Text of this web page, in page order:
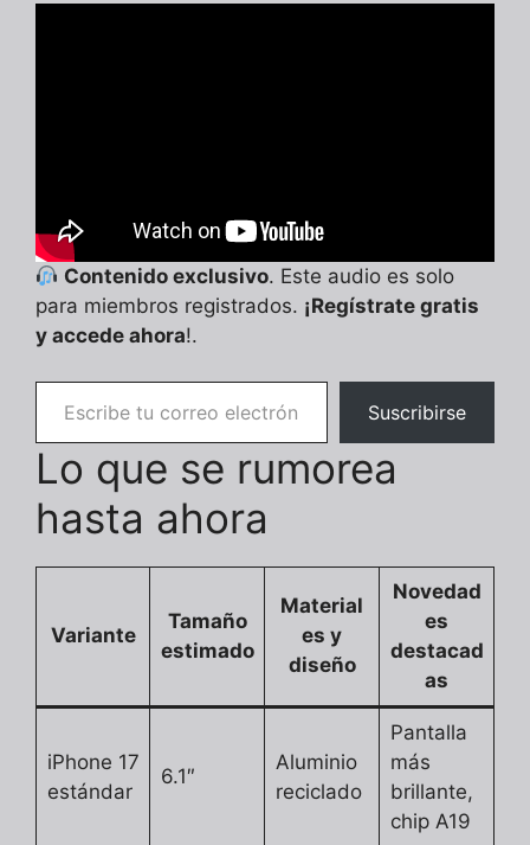
Contenido exclusivo. Este audio es solo
para miembros registrados. ¡Regístrate gratis
y accede ahora!.
Escribe tu correo electrónico…
Suscribirse
Lo que se rumorea
hasta ahora
Variante
Tamaño
estimado
Material
es y
diseño
Novedad
es
destacad
as
iPhone 17
estándar
6.1″
Aluminio
reciclado
Pantalla
más
brillante,
chip A19